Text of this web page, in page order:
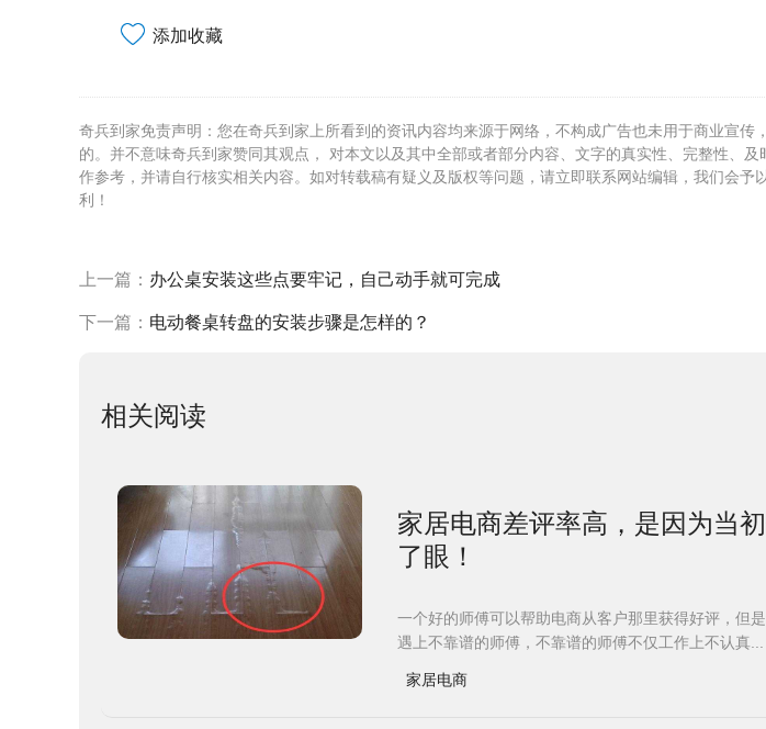
添加收藏
奇兵到家免责声明：您在奇兵到家上所看到的资讯内容均来源于网络，不构成广告也未用于商业宣传
的。并不意味奇兵到家赞同其观点， 对本文以及其中全部或者部分内容、文字的真实性、完整性、
作参考，并请自行核实相关内容。如对转载稿有疑义及版权等问题，请立即联系网站编辑，我们会予
利！
上一篇： 办公桌安装这些点要牢记，自己动手就可完成
下一篇： 电动餐桌转盘的安装步骤是怎样的？
相关阅读
家居电商差评率高，是因为当
了眼！
一个好的师傅可以帮助电商从客户那里获得好评，但
遇上不靠谱的师傅，不靠谱的师傅不仅工作上不认真...
家居电商